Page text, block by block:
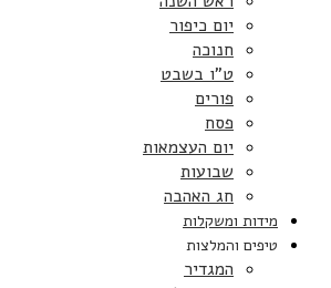
יום כיפור
חנוכה
ט”ו בשבט
פורים
פסח
יום העצמאות
שבועות
חג האהבה
מידות ומשקלות
טיפים והמלצות
המגדיר